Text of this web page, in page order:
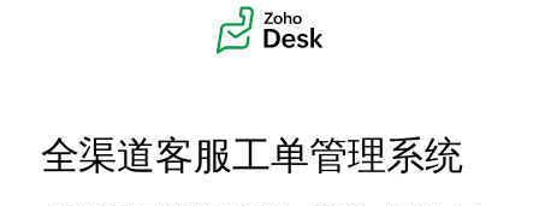
全渠道客服工单管理系统